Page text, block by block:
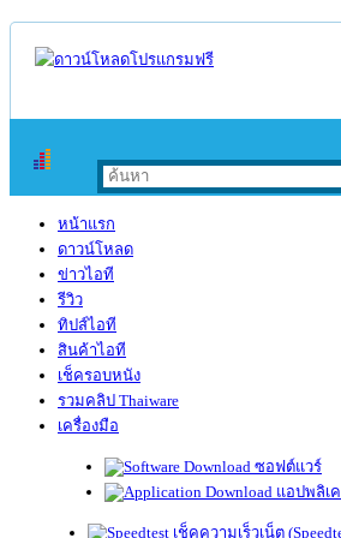
หน้าแรก
ดาวน์โหลด
ข่าวไอที
รีวิว
ทิปส์ไอที
สินค้าไอที
เช็ครอบหนัง
รวมคลิป Thaiware
เครื่องมือ
ซอฟต์แวร์
แอปพลิเ
เช็คความเร็วเน็ต